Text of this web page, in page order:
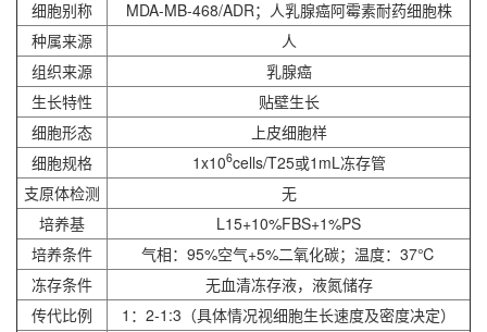
细胞别称
MDA-MB-468/ADR；人乳腺癌阿霉素耐药细胞株
种属来源
人
组织来源
乳腺癌
生长特性
贴壁生长
细胞形态
上皮细胞样
细胞规格
1x106cells/T25或1mL冻存管
支原体检测
无
培养基
L15+10%FBS+1%PS
培养条件
气相：95%空气+5%二氧化碳；温度：37℃
冻存条件
无血清冻存液，液氮储存
传代比例
1：2-1:3（具体情况视细胞生长速度及密度决定）